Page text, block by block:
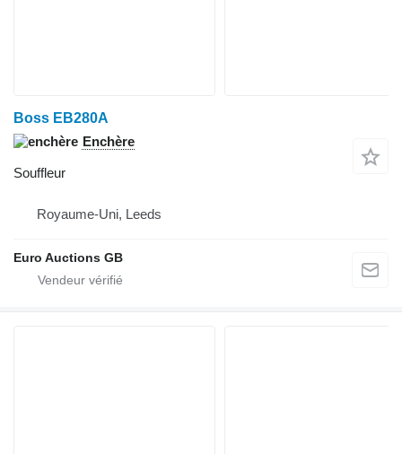
Boss EB280A
Enchère
Souffleur
Royaume-Uni, Leeds
Euro Auctions GB